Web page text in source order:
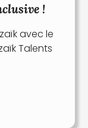
!
avec le
Talents